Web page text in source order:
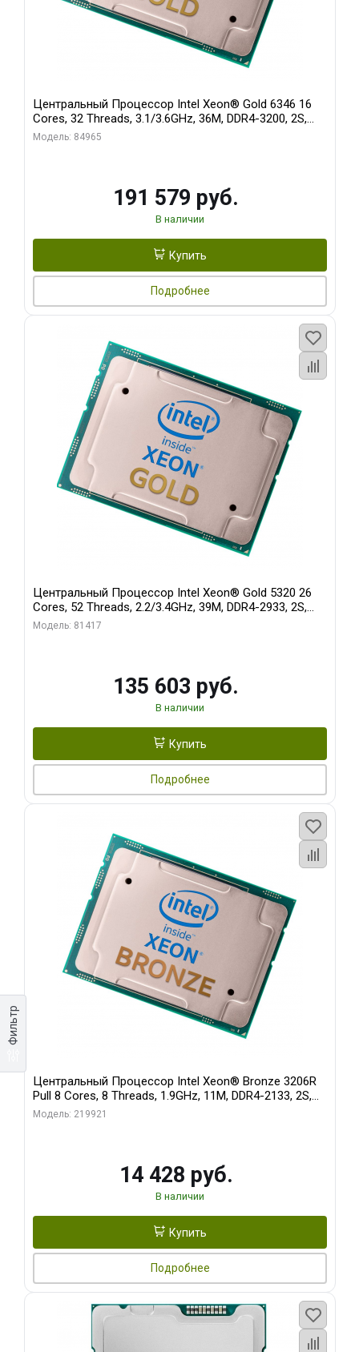
Фильтр
Центральный Процессор Intel Xeon® Gold 6346 16
Cores, 32 Threads, 3.1/3.6GHz, 36M, DDR4-3200, 2S,
205W
Модель: 84965
191 579 руб.
В наличии
Купить
Подробнее
Центральный Процессор Intel Xeon® Gold 5320 26
Cores, 52 Threads, 2.2/3.4GHz, 39M, DDR4-2933, 2S,
185W
Модель: 81417
135 603 руб.
В наличии
Купить
Подробнее
Центральный Процессор Intel Xeon® Bronze 3206R
Pull 8 Cores, 8 Threads, 1.9GHz, 11M, DDR4-2133, 2S,
85W OEM
Модель: 219921
14 428 руб.
В наличии
Купить
Подробнее